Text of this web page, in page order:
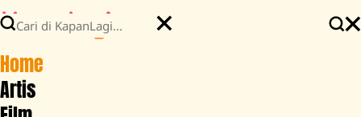
Home
Artis